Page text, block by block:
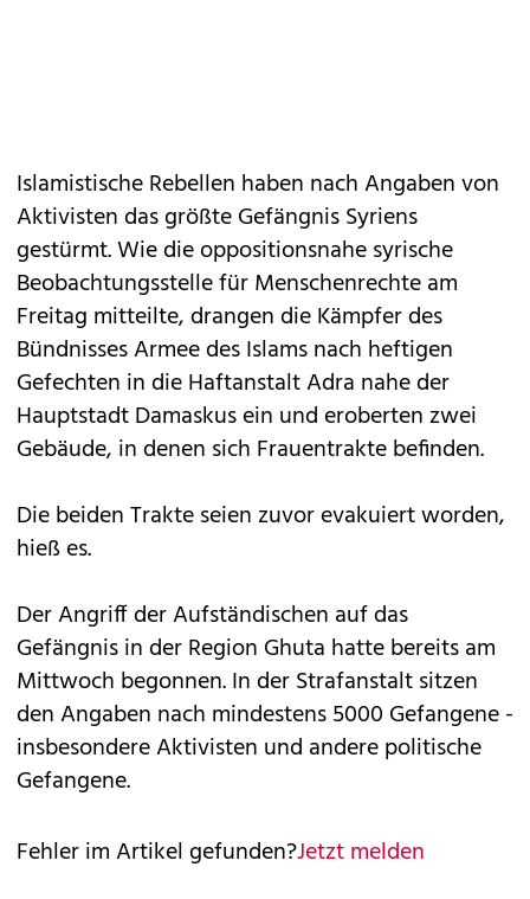
Islamistische Rebellen haben nach Angaben von
Aktivisten das größte Gefängnis Syriens
gestürmt. Wie die oppositionsnahe syrische
Beobachtungsstelle für Menschenrechte am
Freitag mitteilte, drangen die Kämpfer des
Bündnisses Armee des Islams nach heftigen
Gefechten in die Haftanstalt Adra nahe der
Hauptstadt Damaskus ein und eroberten zwei
Gebäude, in denen sich Frauentrakte befinden.
Die beiden Trakte seien zuvor evakuiert worden,
hieß es.
Der Angriff der Aufständischen auf das
Gefängnis in der Region Ghuta hatte bereits am
Mittwoch begonnen. In der Strafanstalt sitzen
den Angaben nach mindestens 5000 Gefangene -
insbesondere Aktivisten und andere politische
Gefangene.
Fehler im Artikel gefunden?Jetzt melden